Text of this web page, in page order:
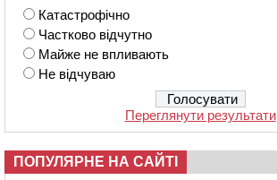
Катастрофічно
Частково відчутно
Майже не впливають
Не відчуваю
Переглянути результати
ПОПУЛЯРНЕ НА САЙТІ